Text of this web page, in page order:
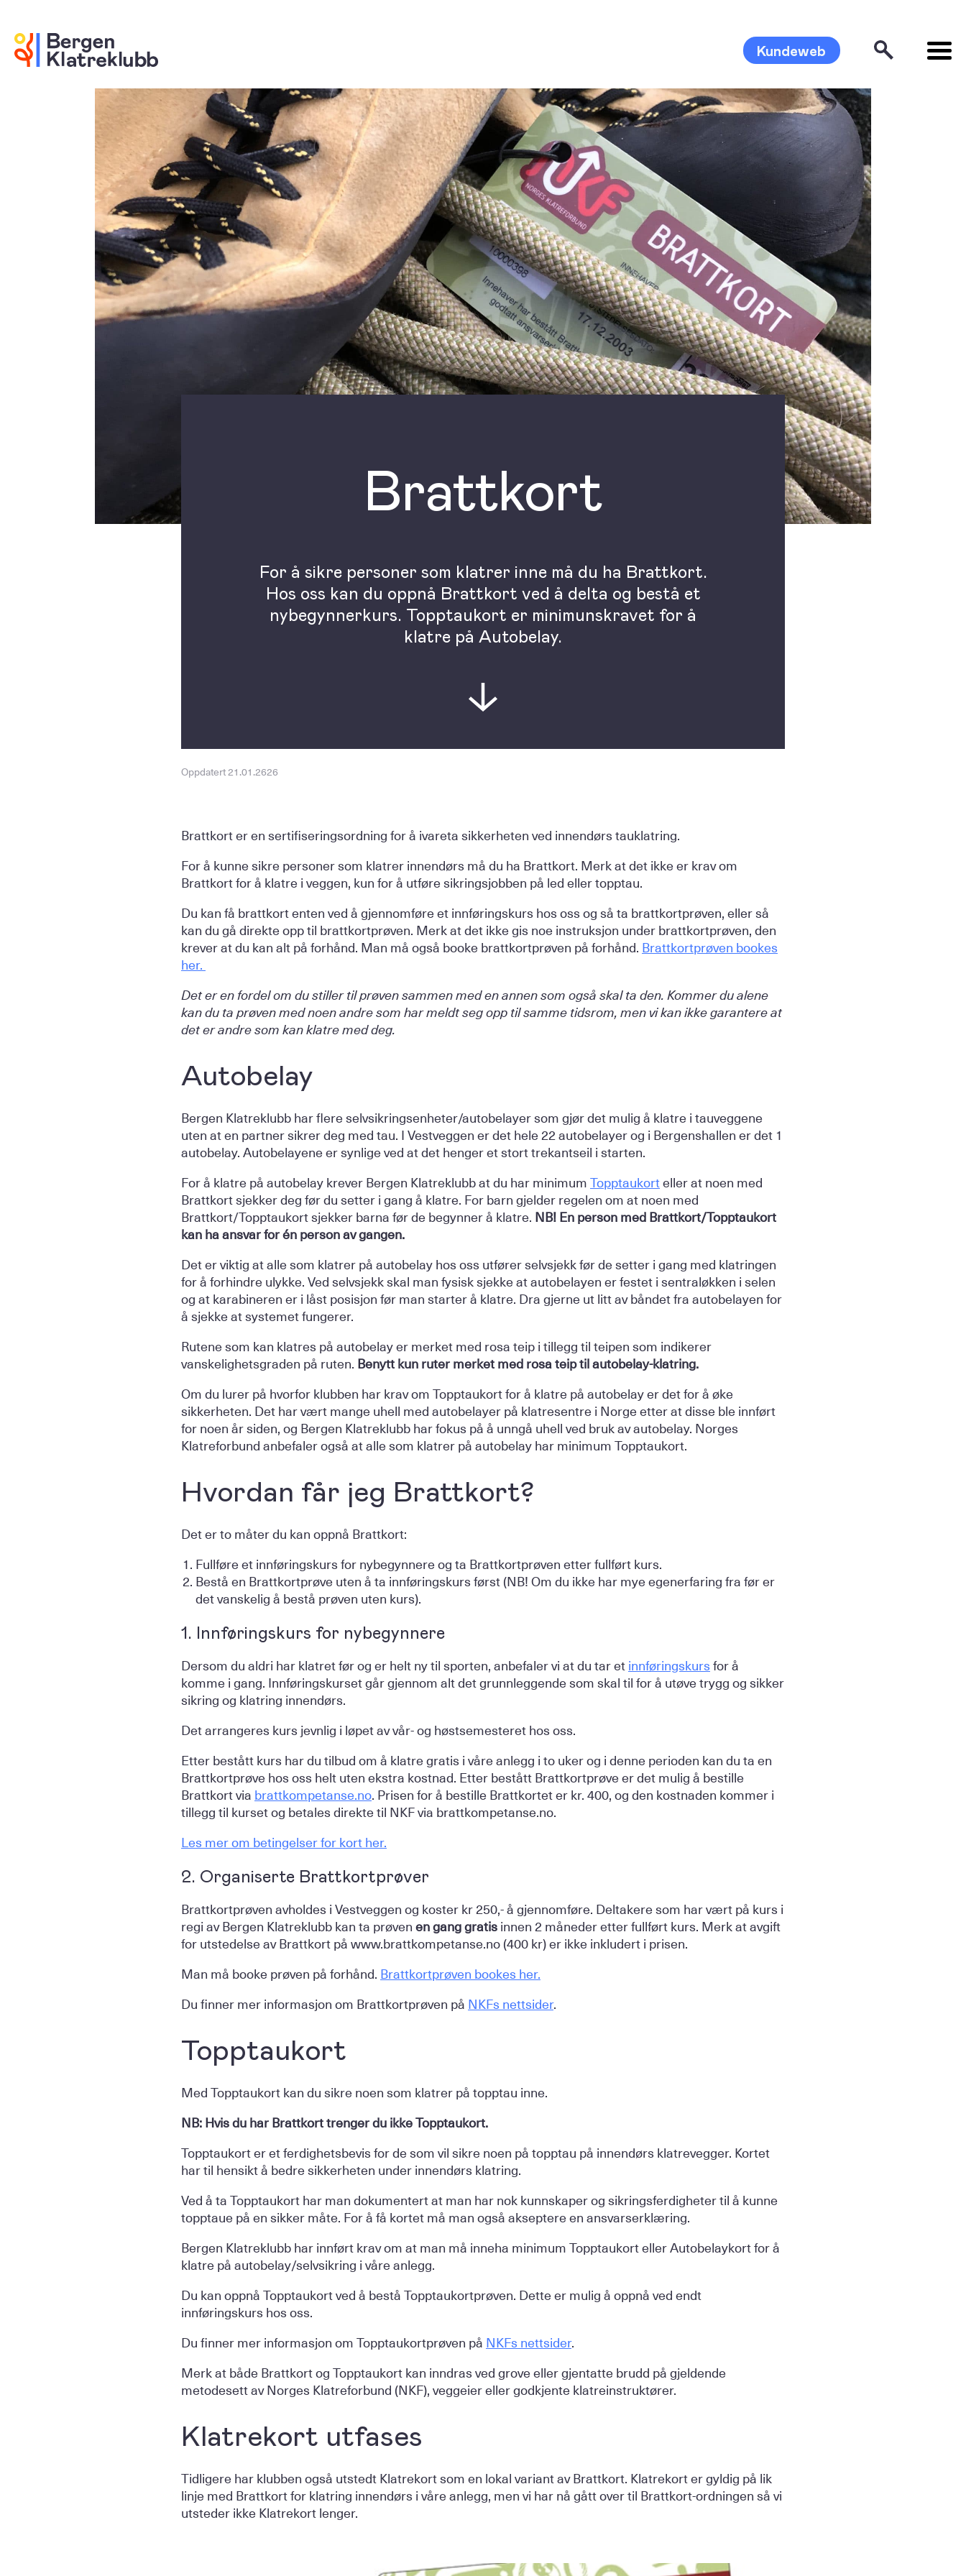
Kundeweb
Brattkort
For å sikre personer som klatrer inne må du ha Brattkort.
Hos oss kan du oppnå Brattkort ved å delta og bestå et
nybegynnerkurs. Topptaukort er minimunskravet for å
klatre på Autobelay.
Oppdatert 21.01.2626
Brattkort er en sertifiseringsordning for å ivareta sikkerheten ved innendørs tauklatring.
For å kunne sikre personer som klatrer innendørs må du ha Brattkort. Merk at det ikke er krav om
Brattkort for å klatre i veggen, kun for å utføre sikringsjobben på led eller topptau.
Du kan få brattkort enten ved å gjennomføre et innføringskurs hos oss og så ta brattkortprøven, eller så
kan du gå direkte opp til brattkortprøven. Merk at det ikke gis noe instruksjon under brattkortprøven, den
krever at du kan alt på forhånd. Man må også booke brattkortprøven på forhånd. Brattkortprøven bookes
her.
Det er en fordel om du stiller til prøven sammen med en annen som også skal ta den. Kommer du alene
kan du ta prøven med noen andre som har meldt seg opp til samme tidsrom, men vi kan ikke garantere at
det er andre som kan klatre med deg.
Autobelay
Bergen Klatreklubb har flere selvsikringsenheter/autobelayer som gjør det mulig å klatre i tauveggene
uten at en partner sikrer deg med tau. I Vestveggen er det hele 22 autobelayer og i Bergenshallen er det 1
autobelay. Autobelayene er synlige ved at det henger et stort trekantseil i starten.
For å klatre på autobelay krever Bergen Klatreklubb at du har minimumTopptaukorteller at noen med
Brattkort sjekker deg før du setter i gang å klatre. For barn gjelder regelen om at noen med
Brattkort/Topptaukort sjekker barna før de begynner å klatre. NB! En person med Brattkort/Topptaukort
kan ha ansvar for én person av gangen.
Det er viktig at alle som klatrer på autobelay hos oss utfører selvsjekk før de setter i gang med klatringen
for å forhindre ulykke. Ved selvsjekk skal man fysisk sjekke at autobelayen er festet i sentraløkken i selen
og at karabineren er i låst posisjon før man starter å klatre. Dra gjerne ut litt av båndet fra autobelayen for
å sjekke at systemet fungerer.
Rutene som kan klatres på autobelay er merket med rosa teip i tillegg til teipen som indikerer
vanskelighetsgraden på ruten. Benytt kun ruter merket med rosa teip til autobelay-klatring.
Om du lurer på hvorfor klubben har krav om Topptaukort for å klatre på autobelay er det for å øke
sikkerheten. Det har vært mange uhell med autobelayer på klatresentre i Norge etter at disse ble innført
for noen år siden, og Bergen Klatreklubb har fokus på å unngå uhell ved bruk av autobelay. Norges
Klatreforbund anbefaler også at alle som klatrer på autobelay har minimum Topptaukort.
Hvordan får jeg Brattkort?
Det er to måter du kan oppnå Brattkort:
Fullføre et innføringskurs for nybegynnere og ta Brattkortprøven etter fullført kurs.
Bestå en Brattkortprøve uten å ta innføringskurs først (NB! Om du ikke har mye egenerfaring fra før er
det vanskelig å bestå prøven uten kurs).
1. Innføringskurs for nybegynnere
Dersom du aldri har klatret før og er helt ny til sporten, anbefaler vi at du tar etinnføringskursfor å
komme i gang. Innføringskurset går gjennom alt det grunnleggende som skal til for å utøve trygg og sikker
sikring og klatring innendørs.
Det arrangeres kurs jevnlig i løpet av vår- og høstsemesteret hos oss.
Etter bestått kurs har du tilbud om å klatre gratis i våre anlegg i to uker og i denne perioden kan du ta en
Brattkortprøve hos oss helt uten ekstra kostnad. Etter bestått Brattkortprøve er det mulig å bestille
Brattkort via brattkompetanse.no. Prisen for å bestille Brattkortet er kr. 400, og den kostnaden kommer i
tillegg til kurset og betales direkte til NKF via brattkompetanse.no.
Les mer om betingelser for kort her.
2. Organiserte Brattkortprøver
Brattkortprøven avholdes i Vestveggen og koster kr 250,- å gjennomføre. Deltakere som har vært på kurs i
regi av Bergen Klatreklubb kan ta prøvenen gang gratisinnen 2 måneder etter fullført kurs. Merk at avgift
for utstedelse av Brattkort på www.brattkompetanse.no (400 kr) er ikke inkludert i prisen.
Man må booke prøven på forhånd. Brattkortprøven bookes her.
Du finner mer informasjon om Brattkortprøven på NKFs nettsider.
Topptaukort
Med Topptaukort kan du sikre noen som klatrer på topptau inne.
NB: Hvis du har Brattkort trenger du ikke Topptaukort.
Topptaukort er et ferdighetsbevis for de som vil sikre noen på topptau på innendørs klatrevegger. Kortet
har til hensikt å bedre sikkerheten under innendørs klatring.
Ved å ta Topptaukort har man dokumentert at man har nok kunnskaper og sikringsferdigheter til å kunne
topptaue på en sikker måte. For å få kortet må man også akseptere en ansvarserklæring.
Bergen Klatreklubb har innført krav om at man må inneha minimum Topptaukort eller Autobelaykort for å
klatre på autobelay/selvsikring i våre anlegg.
Du kan oppnå Topptaukort ved å bestå Topptaukortprøven. Dette er mulig å oppnå ved endt
innføringskurs hos oss.
Du finner mer informasjon om Topptaukortprøven på NKFs nettsider.
Merk at både Brattkort og Topptaukort kan inndras ved grove eller gjentatte brudd på gjeldende
metodesett av Norges Klatreforbund (NKF), veggeier eller godkjente klatreinstruktører.
Klatrekort utfases
Tidligere har klubben også utstedt Klatrekort som en lokal variant av Brattkort. Klatrekort er gyldig på lik
linje med Brattkort for klatring innendørs i våre anlegg, men vi har nå gått over til Brattkort-ordningen så vi
utsteder ikke Klatrekort lenger.